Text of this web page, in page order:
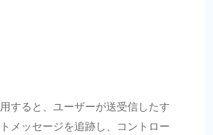
すると、ユーザーが送受信したす
メッセージを追跡し、コントロー